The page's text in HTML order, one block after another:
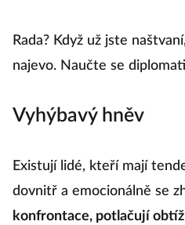
Rada? Když už jste
najevo. Naučte se
Vyhýbavý hněv
Existují lidé, kteří mají
dovnitř a emocionálně se
konfrontace, potlačují